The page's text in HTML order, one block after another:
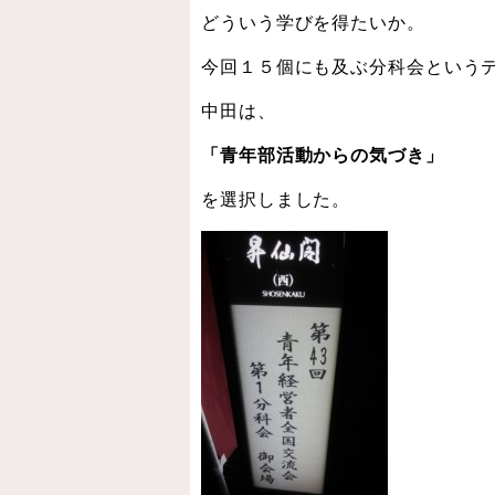
どういう学びを得たいか。
今回１５個にも及ぶ分科会という
中田は、
「青年部活動からの気づき」
を選択しました。